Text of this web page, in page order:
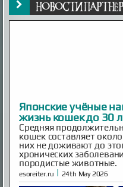
НОВОСТИ
Inescapable is Live!
Ben and Aaron—the
back! Inescapable is live.
Already an MU Plus+
includes full access to
content at no extra cost.
before April 14th to
both Mysterious Univers...
mysteriousuniverse.org | 14th